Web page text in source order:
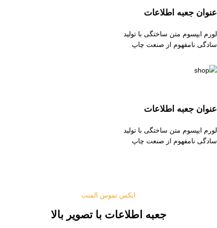
عنوان جعبه اطلاعات
لورم ایپسوم متن ساختگی با تولید
سادگی نامفهوم از صنعت چاپ
عنوان جعبه اطلاعات
لورم ایپسوم متن ساختگی با تولید
سادگی نامفهوم از صنعت چاپ
ایکس تموس المنت
جعبه اطلاعات با تصویر بالا